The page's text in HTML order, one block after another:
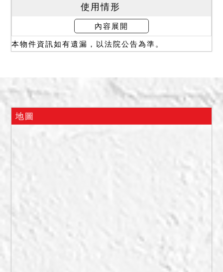
使用情形
本院於民國114年9月8日至
現場履勘，債務人未在場。
系封建物位於「威鎮八方社
水跡象。
民國114年9月提出到院之鑑
地屬：住宅區（509、509-
未來發展權利普通。勘估標
的所臨街巷道寬度：6公尺。
土地臨街面正面寬度：15公
內容展開
本物件資訊如有遺漏，以法院公告為準。
地圖